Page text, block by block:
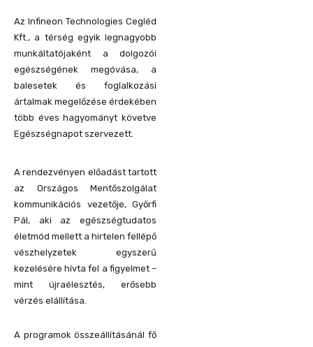
Az Infineon Technologies Cegléd
Kft., a térség egyik legnagyobb
munkáltatójaként a dolgozói
egészségének megóvása, a
balesetek és foglalkozási
ártalmak megelőzése érdekében
több éves hagyományt követve
Egészségnapot szervezett.
A rendezvényen előadást tartott
az Országos Mentőszolgálat
kommunikációs vezetője, Győrfi
Pál, aki az egészségtudatos
életmód mellett a hirtelen fellépő
vészhelyzetek egyszerű
kezelésére hívta fel a figyelmet –
mint újraélesztés, erősebb
vérzés elállítása.
A programok összeállításánál fő